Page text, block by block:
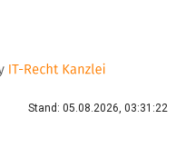
Stand: 05.08.2026, 03:31:22